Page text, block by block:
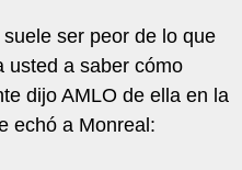
ser peor de lo que
usted a saber cómo
dijo AMLO de ella en la
echó a Monreal: